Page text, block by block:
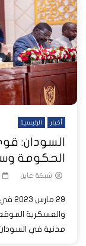
أخبار الرئيسية
السودان:
الحكومة
شبكة عاين
29
والعسكرية
مدنية في